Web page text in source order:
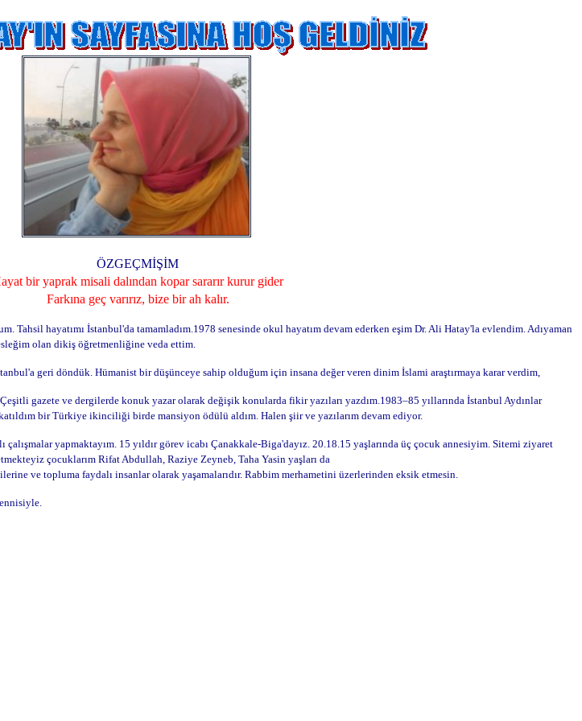
ÖZGEÇMİŞİM
bir yaprak misali dalından kopar sararır kurur gider
Farkına geç varırız, bize bir ah kalır.
hayatımı İstanbul'da tamamladım.1978 senesinde okul hayatım devam ederken eşim Dr. Ali Hatay'la evlendim. Adıyaman
olan dikiş öğretmenliğine veda ettim.
geri döndük. Hümanist bir düşünceye sahip olduğum için insana değer veren dinim İslami araştırmaya karar verdim,
gazete ve dergilerde konuk yazar olarak değişik konularda fikir yazıları yazdım.1983–85 yıllarında İstanbul Aydınlar
bir Türkiye ikinciliği birde mansiyon ödülü aldım. Halen şiir ve yazılarım devam ediyor.
yapmaktayım. 15 yıldır görev icabı Çanakkale-Biga'dayız. 20.18.15 yaşlarında üç çocuk annesiyim. Sitemi ziyaret
çocuklarım Rifat Abdullah, Raziye Zeyneb, Taha Yasin yaşları da
ve topluma faydalı insanlar olarak yaşamalarıdır. Rabbim merhametini üzerlerinden eksik etmesin.